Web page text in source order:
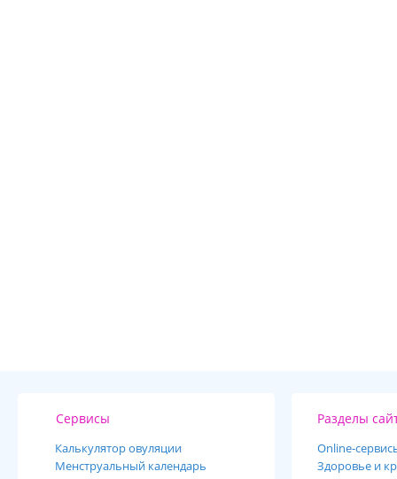
Сервисы
Калькулятор овуляции
Менструальный календарь
Разделы
Online-
Здоровье и